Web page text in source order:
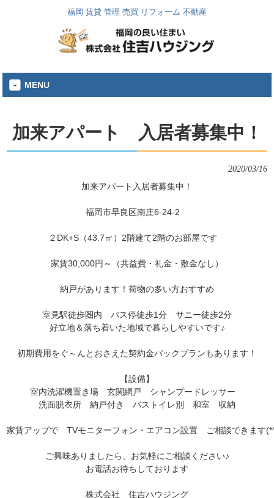
福岡 賃貸 管理 売買 リフォーム 不動産
MENU
加来アパート 入居者募集中！
2020/03/16
加来アパート入居者募集中！
福岡市早良区南庄6-24-2
２DK+S（43.7㎡）2階建て2階のお部屋です
家賃30,000円～（共益費・礼金・敷金なし）
納戸があります！荷物の多い方おすすめ
室見駅徒歩圏内　バス停徒歩1分　サニー徒歩2分
好立地＆落ち着いた地域で暮らしやすいです♪
初期費用をぐ～んとおさえた契約金パックプランもあります！
【設備】
室内洗濯機置き場　玄関網戸　シャンプードレッサー
洗面脱衣所　納戸付き　バストイレ別　和室　収納
家賃アップで　TVモニターフォン・エアコン設置　ご相談できます
ご興味ありましたら、お気軽にご相談ください♪
お電話お待ちしております
株式会社　住吉ハウジング